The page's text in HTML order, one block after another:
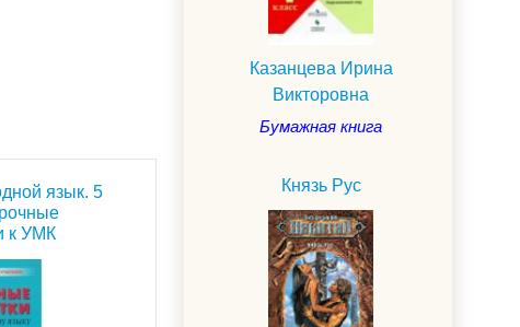
язык. 5
к УМК
Казанцева Ирина
Викторовна
Бумажная книга
Князь Рус